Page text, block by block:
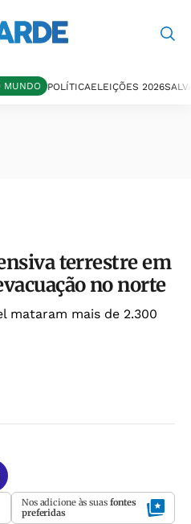
MUNDO POLÍTICAELEIÇÕES 2026
terrestre em
no norte
mataram mais de 2.300
Nos adicione às suas fontes
preferidas